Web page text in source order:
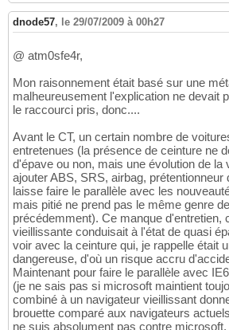
dnode57, le 29/07/2009 à 00h27
@ atm0sfe4r,
Mon raisonnement était basé sur une
malheureusement l'explication ne devait
le raccourci pris, donc....
Avant le CT, un certain nombre de
entretenues (la présence de ceinture ne
d'épave ou non, mais une évolution de la
ajouter ABS, SRS, airbag, prétentionneur
laisse faire le parallèle avec les
mais pitié ne prend pas le même genre
précédemment). Ce manque d'entretien,
vieillissante conduisait à l'état de quasi
voir avec la ceinture qui, je rappelle était
dangereuse, d'où un risque accru
Maintenant pour faire le parallèle avec
(je ne sais pas si microsoft maintient
combiné à un navigateur vieillissant
brouette comparé aux navigateurs
ne suis absolument pas contre microsoft.